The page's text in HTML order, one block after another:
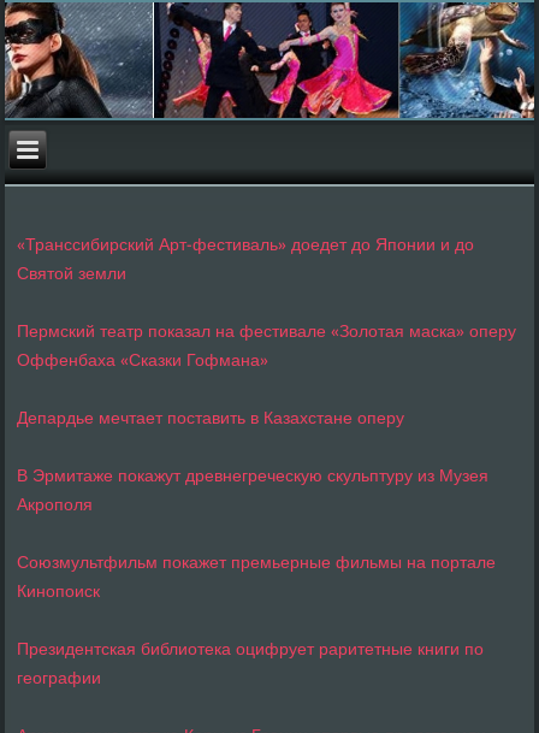
«Транссибирский Арт-фестиваль» доедет до Японии и до
Святой земли
Пермский театр показал на фестивале «Золотая маска» оперу
Оффенбаха «Сказки Гофмана»
Депардье мечтает поставить в Казахстане оперу
В Эрмитаже покажут древнегреческую скульптуру из Музея
Акрополя
Союзмультфильм покажет премьерные фильмы на портале
Кинопоиск
Президентская библиотека оцифрует раритетные книги по
географии